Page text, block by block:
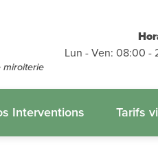
miroiterie
Lun - Ven: 08:00 -
Interventions Tarifs
et
sans
nous :